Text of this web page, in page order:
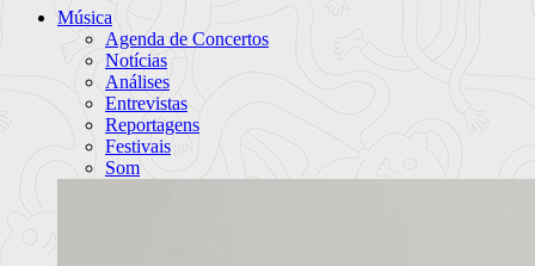
Música
Agenda de Concertos
Notícias
Análises
Entrevistas
Reportagens
Festivais
Som